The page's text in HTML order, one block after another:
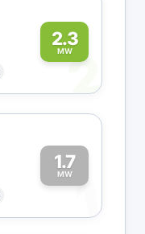
2.3
MW2
1.7
MW1